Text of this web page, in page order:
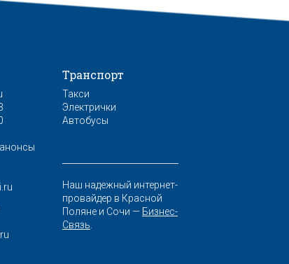
Транспорт
Такси
Электрички
Автобусы
Наш надежный интернет-
провайдер в Красной
Поляне и Сочи — Бизнес-
Связь